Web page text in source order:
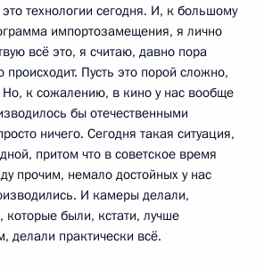
технологии сегодня. И, к большому
импортозамещения, я лично
всё это, я считаю, давно пора
происходит. Пусть это порой сложно,
Но, к сожалению, в кино у нас вообще
бы отечественными
ничего. Сегодня такая ситуация,
притом что в советское время
прочим, немало достойных у нас
И камеры делали,
были, кстати, лучше
делали практически всё.